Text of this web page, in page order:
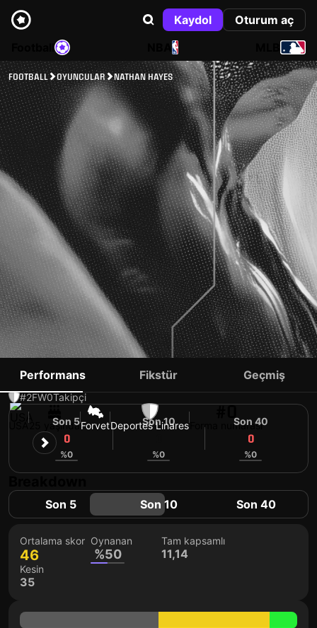
Kaydol
Oturum aç
NBA
FOOTBALL OYUNCULAR NATHAN HAYES
NATHAN HAYES
#2FW0Takipçi
25 yaşındaForvetDeportes Linares Forma numarası
Performans Fikstür Geçmiş
Son 5
0
%0
Son 10
%0
Son 40
0
%0
Son 5 Son 10 Son 40
Ortalama skor
46
Oynanan
%50
Tam kapsamlı
11,14
Kesin
35